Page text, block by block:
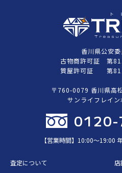
香川県公安
古物商許可証 第
質屋許可証 第
〒760-0079 香川県高
サンライフレイ
【営業時間】10:00〜19:00
査定について